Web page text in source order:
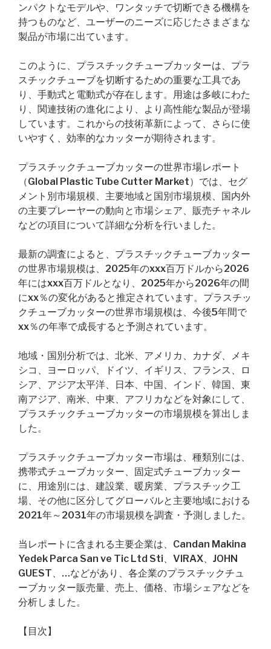
ンパクトなモデルや、ワンタッチで切断できる機構を
持つものなど、ユーザーのニーズに応じたさまざまな
製品が市場に出ています。
このように、プラスチックチューブカッターは、プラ
スチックチューブを切断するための重要な工具であ
り、手動式と電動式が存在します。用途は多岐にわた
り、関連技術の進化により、より高性能な製品が登場
しています。これからの技術革新によって、さらに使
いやすく、効率的なカッターが期待されます。
プラスチックチューブカッターの世界市場レポート
（Global Plastic Tube Cutter Market）では、セグ
メント別市場規模、主要地域と国別市場規模、国内外
の主要プレーヤーの動向と市場シェア、販売チャネル
などの項目について詳細な分析を行いました。
最新の調査によると、プラスチックチューブカッター
の世界市場規模は、2025年のxxx百万ドルから2026
年にはxxx百万ドルとなり、2025年から2026年の間
にxx％の変化があると推定されています。プラスチッ
クチューブカッターの世界市場規模は、今後5年間で
xx％の年率で成長すると予測されています。
地域・国別分析では、北米、アメリカ、カナダ、メキ
シコ、ヨーロッパ、ドイツ、イギリス、フランス、ロ
シア、アジア太平洋、日本、中国、インド、韓国、東
南アジア、南米、中東、アフリカなどを対象にして、
プラスチックチューブカッターの市場規模を算出しま
した。
プラスチックチューブカッター市場は、種類別には、
携帯式チューブカッター、固定式チューブカッター
に、用途別には、建設業、暖房業、プラスチック工
場、その他に区分してグローバルと主要地域における
2021年～2031年の市場規模を調査・予測しました。
当レポートに含まれる主要企業は、Candan Makina
Yedek Parca San ve Tic Ltd Sti、VIRAX、JOHN
GUEST、…などがあり、各企業のプラスチックチュ
ーブカッター販売量、売上、価格、市場シェアなどを
分析しました。
【目次】